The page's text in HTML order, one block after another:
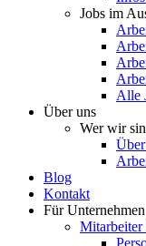
Jobs im
Alle
Über uns
Wer wir
Blog
Kontakt
Für Unternehmen
Mitarbeiter